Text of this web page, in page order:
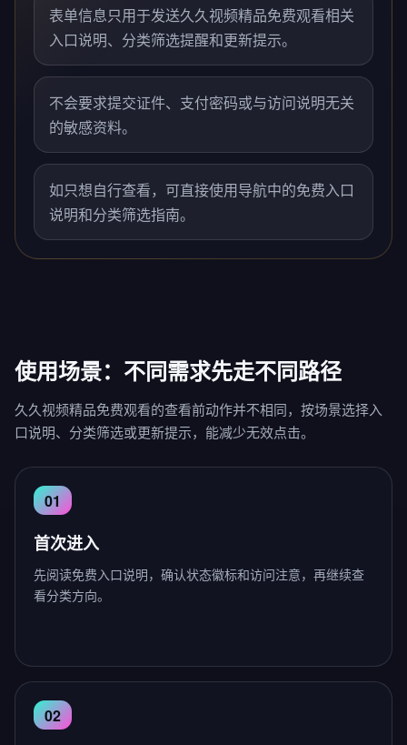
表单信息只用于发送久久视频精品免费观看相关
入口说明、分类筛选提醒和更新提示。
不会要求提交证件、支付密码或与访问说明无关
的敏感资料。
如只想自行查看，可直接使用导航中的免费入口
说明和分类筛选指南。
使用场景：不同需求先走不同路径
久久视频精品免费观看的查看前动作并不相同，按场景选择入
口说明、分类筛选或更新提示，能减少无效点击。
首次进入
先阅读免费入口说明，确认状态徽标和访问注意，再继续查
看分类方向。